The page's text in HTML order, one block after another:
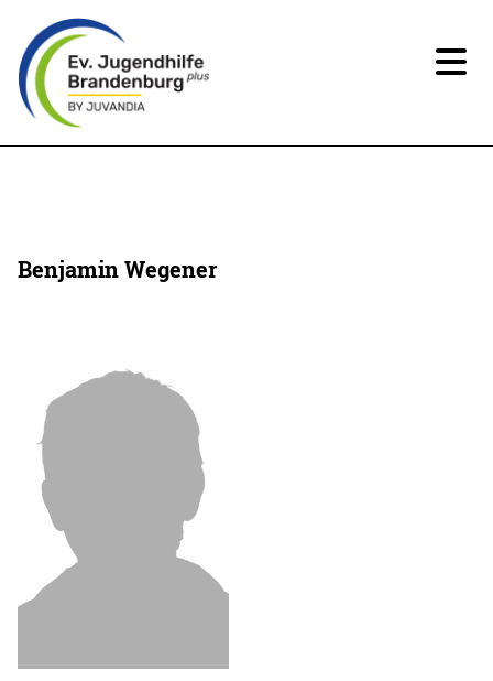
Ansprechpartner*innen
Beteiligung
Spenden
Instagram
Benjamin Wegener